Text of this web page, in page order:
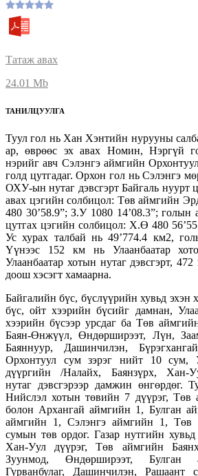
Татаж авах
24.01 Mb
ТАНИЛЦУУЛГА
Туул гол нь Хан Хэнтийн нурууны
ар, өврөөс эх авах Номин, Нэргүй
нэрийг авч Сэлэнгэ аймгийн
голд цутгадаг. Орхон гол нь Сэлэнгэ
ОХУ-ын нутаг дэвсгэрт Байгаль нуурт
авах цэгийн солбицол: Төв аймгийн
480 30’58.9”; З.У 1080 14’08.3”;
цутгах цэгийн солбицол: Х.Ө 480
Ус хурах талбай нь 49’774.4 км2,
Үүнээс 152 км нь Улаанбаатар
Улаанбаатар хотын нутаг дэвсгэрт,
доош хэсэгт хамаарна.
Байгалийн бүс, бүслүүрийн хувьд эхэн
бүс, ойт хээрийн бүсийг дамнан,
хээрийн бүсээр урсдаг ба Төв
Баян-Өнжүүл, Өндөрширээт, Лүн,
Баяннуур, Дашинчилэн,
Орхонтуул сум зэрэг нийт 10 сум,
дүүргийн /Налайх, Баянзүрх, Хан-
нутаг дэвсгэрээр дамжин өнгөрдөг.
Нийслэл хотын төвийн 7 дүүрэг, Төв
болон Архангай аймгийн 1, Булган
аймгийн 1, Сэлэнгэ аймгийн 1,
сумын төв ордог. Газар нутгийн
Хан-Уул дүүрэг, Төв аймгийн
Зуунмод, Өндөрширээт, Булган
Гурванбулаг, Дашинчилэн, Рашаант